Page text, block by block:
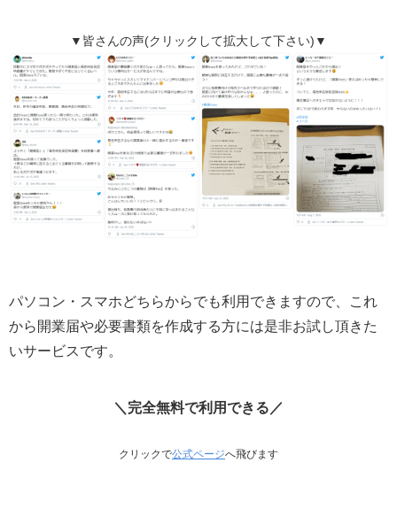
▼皆さんの声(クリックして拡大して下さい)▼
パソコン・スマホどちらからでも利用できますので、これ
から開業届や必要書類を作成する方には是非お試し頂きた
いサービスです。
＼完全無料で利用できる／
クリックで公式ページへ飛びます